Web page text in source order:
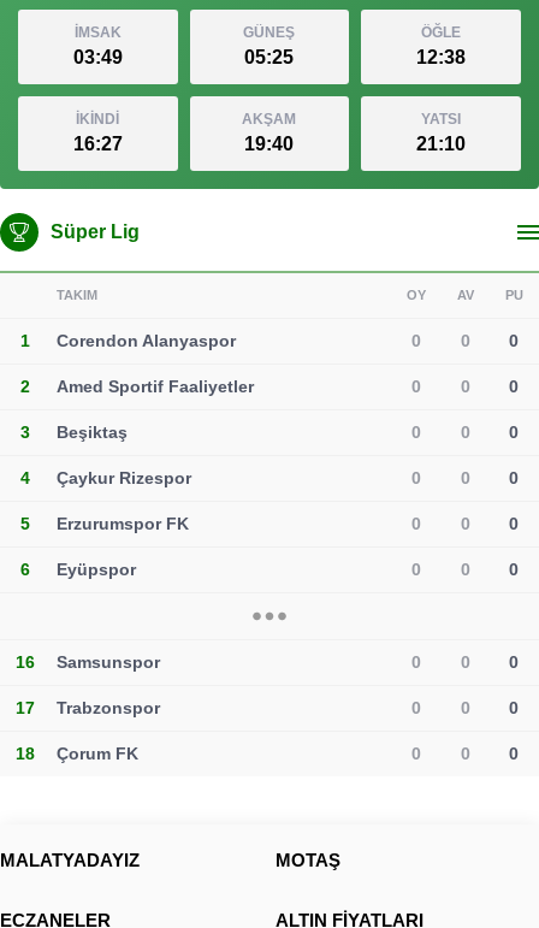
İMSAK
03:49
GÜNEŞ
05:25
ÖĞLE
12:38
İKİNDİ
16:27
AKŞAM
19:40
YATSI
21:10
Süper Lig
TAKIM OY AV PU
1 Corendon Alanyaspor 0 0 0
2 Amed Sportif Faaliyetler 0 0 0
3 Beşiktaş 0 0 0
4 Çaykur Rizespor 0 0 0
5 Erzurumspor FK 0 0 0
6 Eyüpspor 0 0 0
16 Samsunspor 0 0 0
17 Trabzonspor 0 0 0
18 Çorum FK 0 0 0
MALATYADAYIZ MOTAŞ
ECZANELER ALTIN FİYATLARI